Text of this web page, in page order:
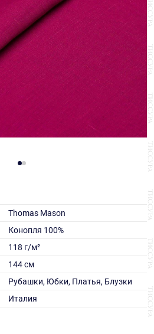
Thomas Mason
Конопля 100%
118 г/м²
144 см
Рубашки, Юбки, Платья, Блузки
Италия